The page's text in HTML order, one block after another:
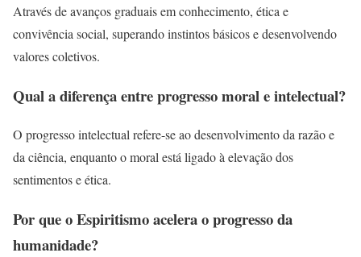
Através de avanços graduais em conhecimento, ética e
convivência social, superando instintos básicos e desenvolvendo
valores coletivos.
Qual a diferença entre progresso moral e intelectual?
O progresso intelectual refere-se ao desenvolvimento da razão e
da ciência, enquanto o moral está ligado à elevação dos
sentimentos e ética.
Por que o Espiritismo acelera o progresso da
humanidade?